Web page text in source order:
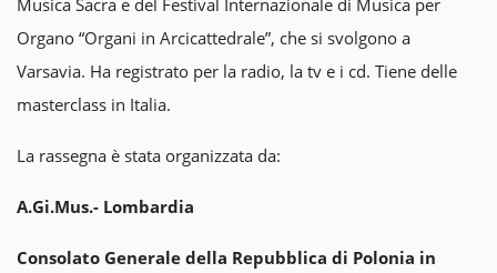
Musica Sacra e del Festival Internazionale di Musica per
Organo “Organi in Arcicattedrale”, che si svolgono a
Varsavia. Ha registrato per la radio, la tv e i cd. Tiene delle
masterclass in Italia.
La rassegna è stata organizzata da:
A.Gi.Mus.- Lombardia
Consolato Generale della Repubblica di Polonia in